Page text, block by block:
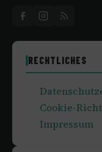
RECHTLICHES
Cookie-
Impressum